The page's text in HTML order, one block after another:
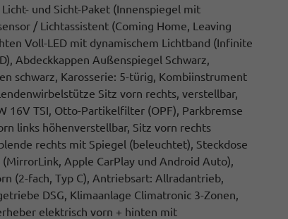
und Sicht-Paket (Innenspiegel mit
/ Lichtassistent (Coming Home, Leaving
Voll-LED mit dynamischem Lichtband (Infinite
Abdeckkappen Außenspiegel Schwarz,
schwarz, Karosserie: 5-türig, Kombiinstrument
Sitz vorn rechts, verstellbar,
16V TSI, Otto-Partikelfilter (OPF), Parkbremse
links höhenverstellbar, Sitz vorn rechts
rechts mit Spiegel (beleuchtet), Steckdose
Apple CarPlay und Android Auto),
(2-fach, Typ C), Antriebsart: Allradantrieb,
DSG, Klimaanlage Climatronic 3-Zonen,
elektrisch vorn + hinten mit